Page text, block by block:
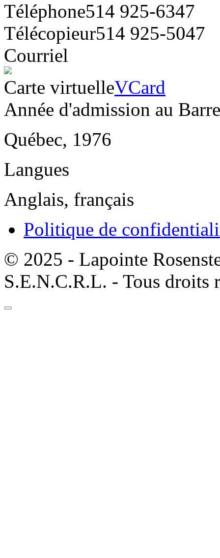
Téléphone514 925-6347
Télécopieur514 925-5047
Courriel
Carte virtuelleVCard
Année d'admission au
Québec, 1976
Langues
Anglais, français
Politique de
© 2025 - Lapointe
S.E.N.C.R.L. - Tous droits